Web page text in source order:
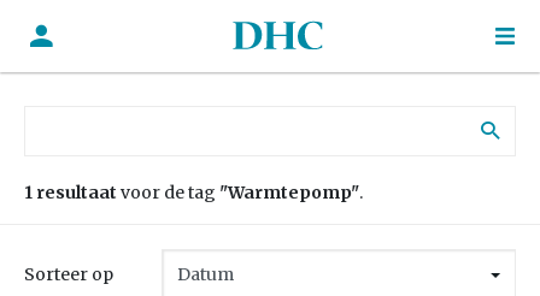
1 resultaat voor de tag "Warmtepomp".
Sorteer op